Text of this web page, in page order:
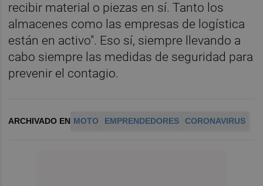
recibir material o piezas en sí. Tanto los
almacenes como las empresas de logística
están en activo". Eso sí, siempre llevando a
cabo siempre las medidas de seguridad para
prevenir el contagio.
ARCHIVADO EN MOTO EMPRENDEDORES CORONAVIRUS